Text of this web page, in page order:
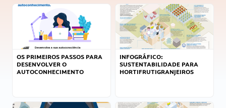
OS PRIMEIROS PASSOS PARA
DESENVOLVER O
AUTOCONHECIMENTO
INFOGRÁFICO:
SUSTENTABILIDADE PARA
HORTIFRUTIGRANJEIROS